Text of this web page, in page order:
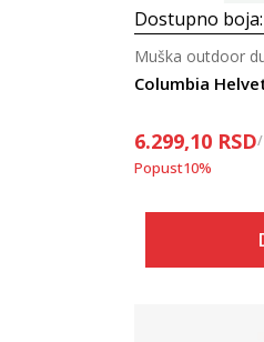
Dostupno boja:
Muška outdoor
6.299,10 RSD
Popust10%